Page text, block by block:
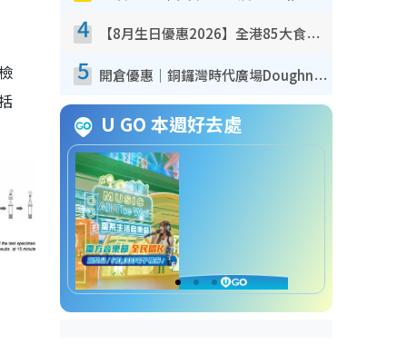
4 【8月生日優惠2026】全港85大食買玩著數攻略 自助餐/火鍋放題同行免費＋誠品/DONKI送現金券
5 開倉優惠｜銅鑼灣時代廣場Doughnut/Campo Marzio開倉低至1折！背囊、書包、手袋劈價$200起
U GO 本週好去處